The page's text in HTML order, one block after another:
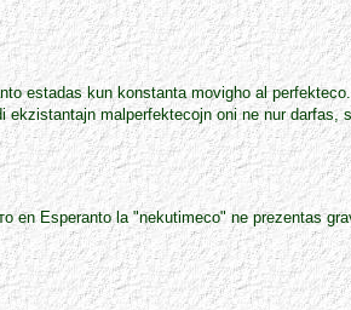
estadas kun konstanta movigho al
ekzistantajn malperfektecojn oni ne nur darfas,
en Esperanto la "nekutimeco" ne prezentas